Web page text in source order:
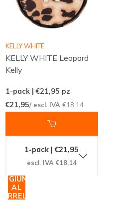
KELLY WHITE
KELLY WHITE Leopard
Kelly
1-pack | €21,95 pz
€21,95/ escl. IVA €18,14
1-pack | €21,95
escl. IVA €18,14
AGGIUNGI
AL
CARRELLO